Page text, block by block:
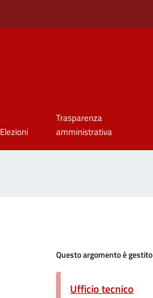
Elezioni
Trasparenza
amministrativa
Questo argomento è
Ufficio tecnico